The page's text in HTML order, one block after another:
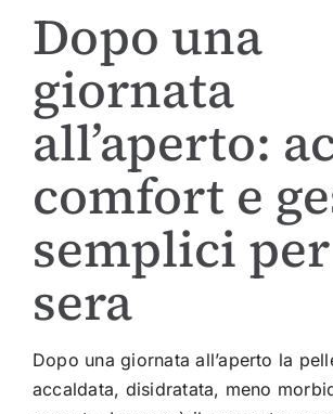
Dopo una
giornata
all’aperto:
comfort e
semplici
sera
Dopo una giornata all’aperto la
accaldata, disidratata, meno